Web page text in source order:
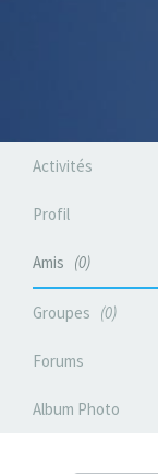
Activités
Profil
Amis 0
Groupes 0
Forums
Album Photo